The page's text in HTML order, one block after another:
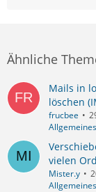
Ähnliche
Mails in
löschen
frucbee
vielen
Mister.y